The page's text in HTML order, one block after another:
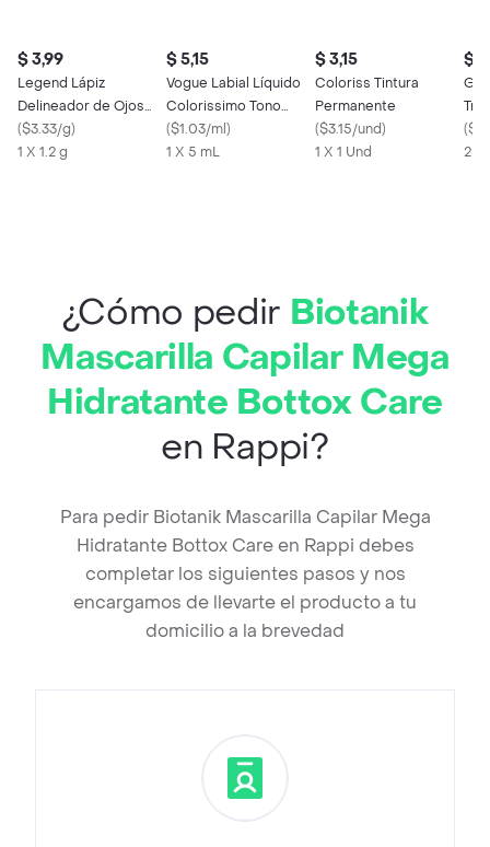
$ 3,99
Legend Lápiz
Delineador de Ojos
Color Negro
($3.33/g)
1 X 1.2 g
$ 5,15
Vogue Labial Líquido
Colorissimo Tono
Canela 5 mL
($1.03/ml)
1 X 5 mL
$ 3,15
Coloriss Tintura
Permanente
($3.15/und)
1 X 1 Und
$
(
¿Cómo pedir Biotanik
Mascarilla Capilar Mega
Hidratante Bottox Care
en Rappi?
Para pedir Biotanik Mascarilla Capilar Mega
Hidratante Bottox Care en Rappi debes
completar los siguientes pasos y nos
encargamos de llevarte el producto a tu
domicilio a la brevedad